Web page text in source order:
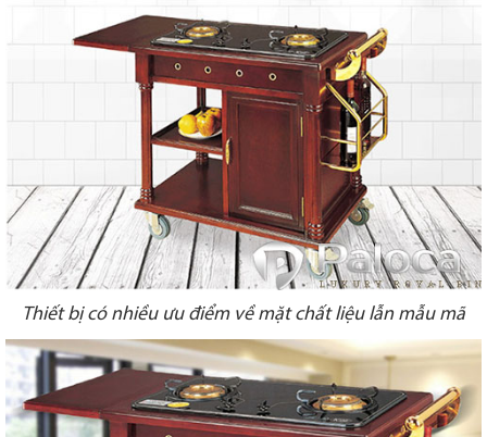
Thiết bị có nhiều ưu điểm về mặt chất liệu lẫn mẫu mã